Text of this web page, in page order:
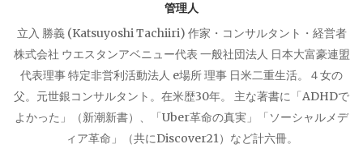
ン
管理人
立入 勝義 (Katsuyoshi Tachiiri) 作家・コンサルタント・経営者
株式会社 ウエスタンアベニュー代表 一般社団法人 日本大富豪連盟
代表理事 特定非営利活動法人 e場所 理事 日米二重生活。４女の
父。元世銀コンサルタント。在米歴30年。 主な著書に「ADHDで
よかった」（新潮新書）、「Uber革命の真実」「ソーシャルメデ
ィア革命」（共にDiscover21）など計六冊。